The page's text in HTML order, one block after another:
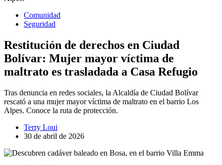
Comunidad
Seguridad
Restitución de derechos en Ciudad
Bolívar: Mujer mayor víctima de
maltrato es trasladada a Casa Refugio
Tras denuncia en redes sociales, la Alcaldía de Ciudad Bolívar
rescató a una mujer mayor víctima de maltrato en el barrio Los
Alpes. Conoce la ruta de protección.
Terry Loui
30 de abril de 2026